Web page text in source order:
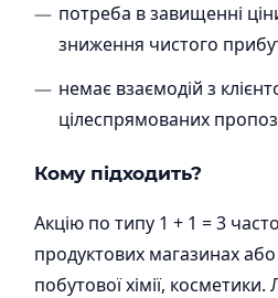
потреба в завищенні
зниження чистого
немає взаємодій з
цілеспрямованих
Кому підходить?
Акцію по типу 1 + 1 = 3
продуктових магазинах
побутової хімії,